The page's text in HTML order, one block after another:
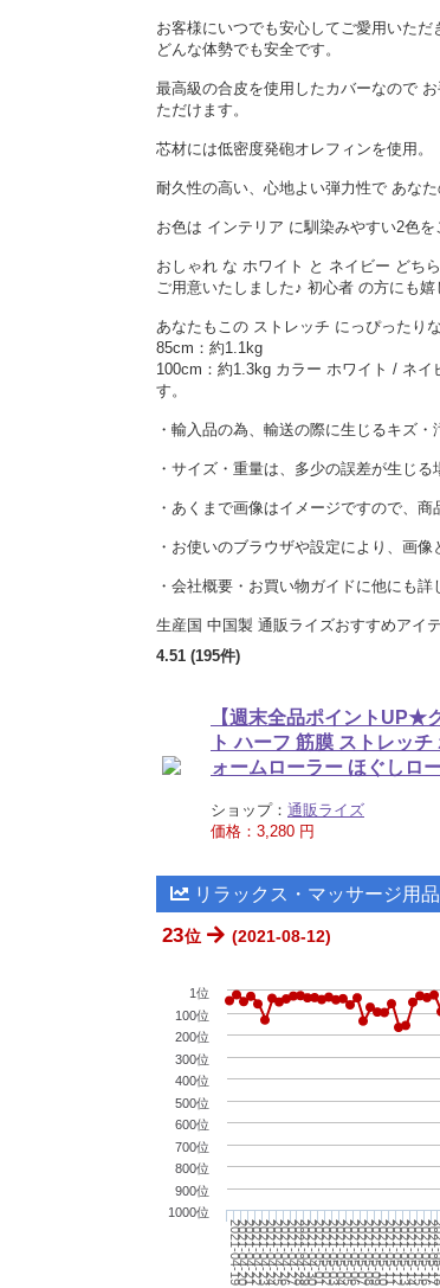
お客様にいつでも安心してご愛用いた
どんな体勢でも安全です。
最高級の合皮を使用したカバーなので
ただけます。
芯材には低密度発砲オレフィンを使用。
耐久性の高い、心地よい弾力性で あなた
お色は インテリア に馴染みやすい2色を
おしゃれ な ホワイト と ネイビー どち
ご用意いたしました♪ 初心者 の方にも
あなたもこの ストレッチ にっぴったり
85cm：約1.1kg
100cm：約1.3kg カラー ホワイト / ネ
す。
・輸入品の為、輸送の際に生じるキズ
・サイズ・重量は、多少の誤差が生じる
・あくまで画像はイメージですので、
・お使いのブラウザや設定により、画
・会社概要・お買い物ガイドに他にも
生産国 中国製 通販ライズおすすめアイ
4.51 (195件)
【週末全品ポイントUP★
ト ハーフ 筋膜 ストレッ
ォームローラー ほぐしロ
ショップ： 通販ライズ
価格：3,280 円
リラックス・マッサージ用
23位 (2021-08-12)
2021-04-192021-04-202021-04-212021-04-222021-04-232021-04-242021-04-252021-04-262021-04-272021-04-282021-04-292021-04-302021-05-012021-05-022021-05-032021-05-042021-05-052021-05-062021-05-072021-05-082021-05-092021-05-102021-05-112021-05-122021-05-132021-05-142021-05-152021-05-162021-05-17
1位
100位
200位
300位
400位
500位
600位
700位
800位
900位
1000位